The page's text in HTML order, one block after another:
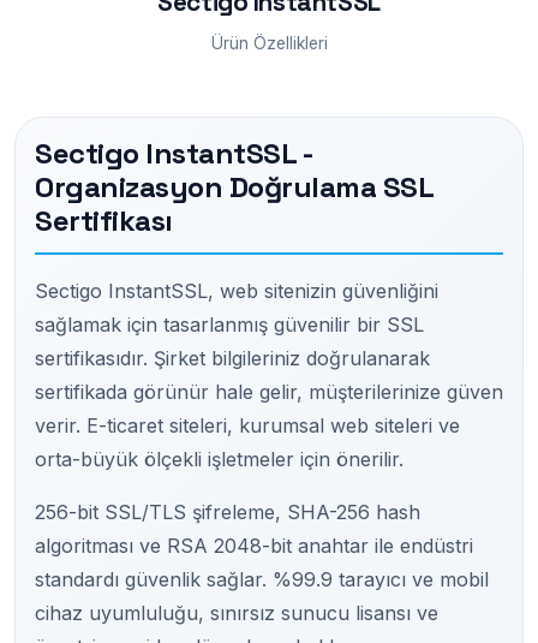
Ürün Özellikleri
Sectigo InstantSSL -
Organizasyon Doğrulama SSL
Sertifikası
Sectigo InstantSSL, web sitenizin güvenliğini
sağlamak için tasarlanmış güvenilir bir SSL
sertifikasıdır. Şirket bilgileriniz doğrulanarak
sertifikada görünür hale gelir, müşterilerinize güven
verir. E-ticaret siteleri, kurumsal web siteleri ve
orta-büyük ölçekli işletmeler için önerilir.
256-bit SSL/TLS şifreleme, SHA-256 hash
algoritması ve RSA 2048-bit anahtar ile endüstri
standardı güvenlik sağlar. %99.9 tarayıcı ve mobil
cihaz uyumluluğu, sınırsız sunucu lisansı ve